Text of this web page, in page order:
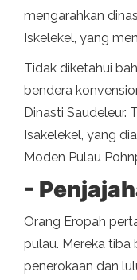
mengarahkan
Iskelekel, yang
Tidak diketahui
bendera
Dinasti Saudeleur.
Isakelekel, yang
Moden Pulau
-
Orang Eropah
pulau. Mereka tiba
penerokaan dan